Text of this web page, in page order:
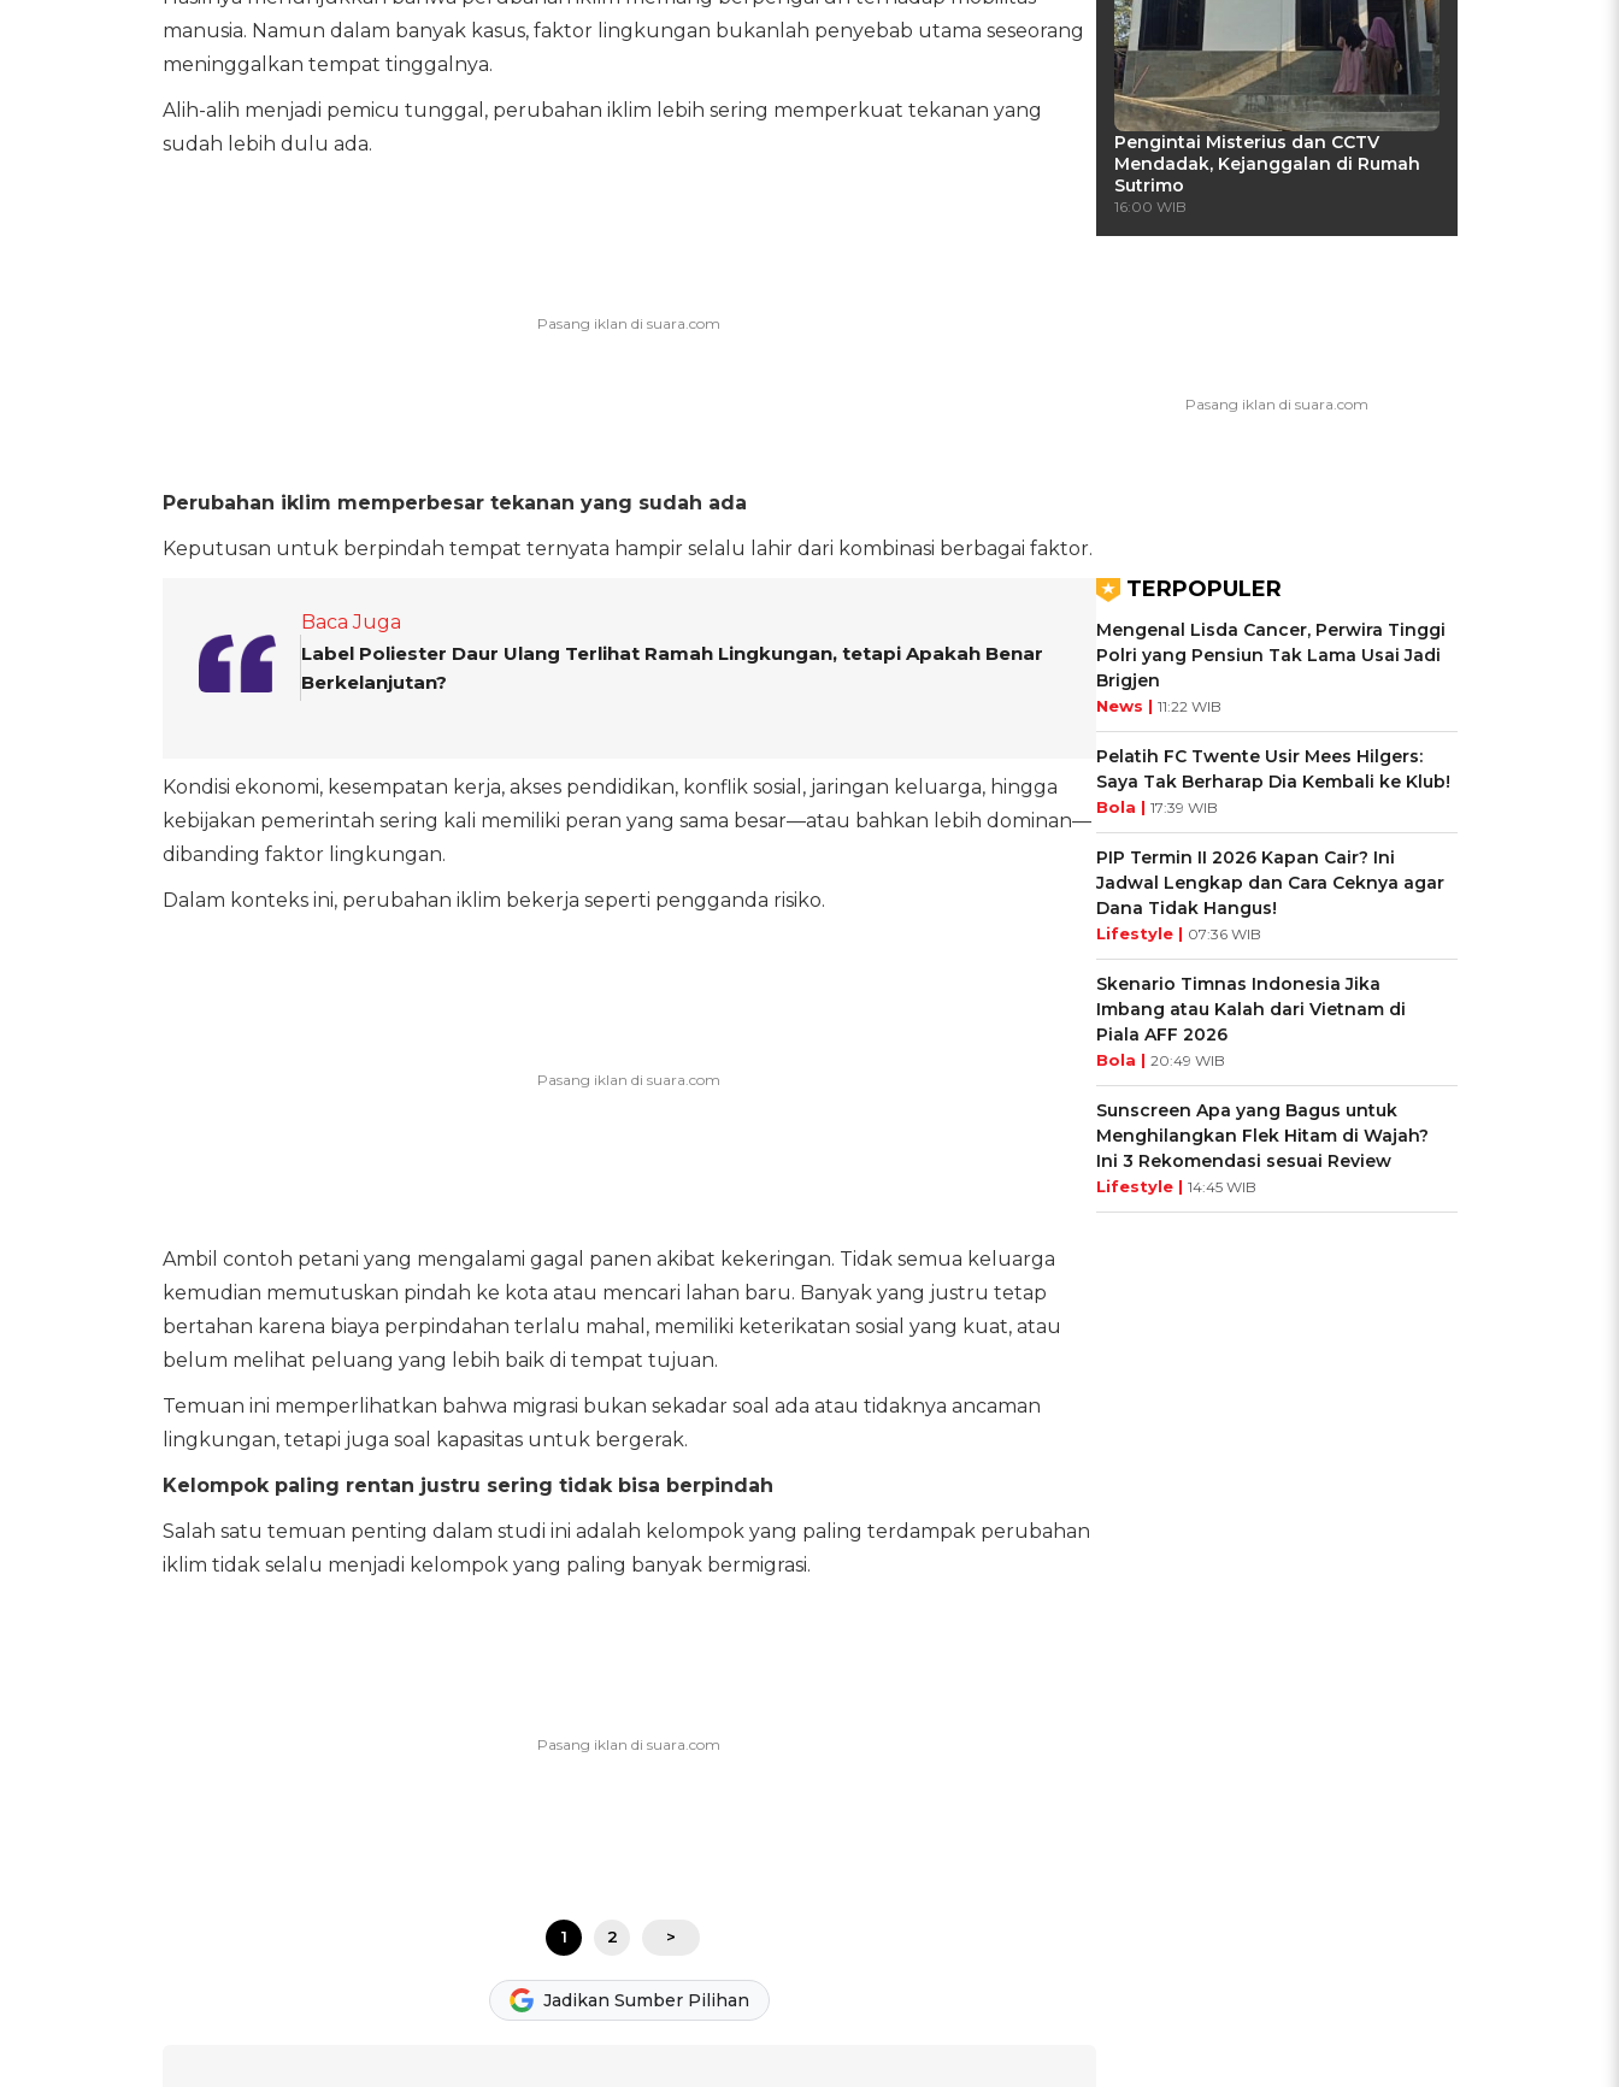
manusia. Namun dalam banyak kasus, faktor lingkungan bukanlah penyebab utama seseorang
meninggalkan tempat tinggalnya.
Alih-alih menjadi pemicu tunggal, perubahan iklim lebih sering memperkuat tekanan yang
sudah lebih dulu ada.
Perubahan iklim memperbesar tekanan yang sudah ada
Keputusan untuk berpindah tempat ternyata hampir selalu lahir dari kombinasi berbagai faktor.
Baca Juga
Label Poliester Daur Ulang Terlihat Ramah Lingkungan, tetapi Apakah Benar
Berkelanjutan?
Kondisi ekonomi, kesempatan kerja, akses pendidikan, konflik sosial, jaringan keluarga, hingga
kebijakan pemerintah sering kali memiliki peran yang sama besar—atau bahkan lebih dominan—
dibanding faktor lingkungan.
Dalam konteks ini, perubahan iklim bekerja seperti pengganda risiko.
Ambil contoh petani yang mengalami gagal panen akibat kekeringan. Tidak semua keluarga
kemudian memutuskan pindah ke kota atau mencari lahan baru. Banyak yang justru tetap
bertahan karena biaya perpindahan terlalu mahal, memiliki keterikatan sosial yang kuat, atau
belum melihat peluang yang lebih baik di tempat tujuan.
Temuan ini memperlihatkan bahwa migrasi bukan sekadar soal ada atau tidaknya ancaman
lingkungan, tetapi juga soal kapasitas untuk bergerak.
Kelompok paling rentan justru sering tidak bisa berpindah
Salah satu temuan penting dalam studi ini adalah kelompok yang paling terdampak perubahan
iklim tidak selalu menjadi kelompok yang paling banyak bermigrasi.
1 2 >
Jadikan Sumber Pilihan
Pengintai Misterius dan CCTV
Mendadak, Kejanggalan di Rumah
Sutrimo
16:00 WIB
TERPOPULER
Mengenal Lisda Cancer, Perwira Tinggi
Polri yang Pensiun Tak Lama Usai Jadi
Brigjen
News | 11:22 WIB
Pelatih FC Twente Usir Mees Hilgers:
Saya Tak Berharap Dia Kembali ke Klub!
Bola | 17:39 WIB
PIP Termin II 2026 Kapan Cair? Ini
Jadwal Lengkap dan Cara Ceknya agar
Dana Tidak Hangus!
Lifestyle | 07:36 WIB
Skenario Timnas Indonesia Jika
Imbang atau Kalah dari Vietnam di
Piala AFF 2026
Bola | 20:49 WIB
Sunscreen Apa yang Bagus untuk
Menghilangkan Flek Hitam di Wajah?
Ini 3 Rekomendasi sesuai Review
Lifestyle | 14:45 WIB